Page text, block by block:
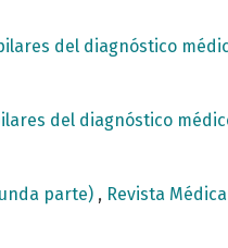
del diagnóstico
del diagnóstico
parte) , Revista